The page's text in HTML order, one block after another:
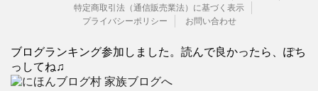
特定商取引法（通信販売業法）に基づく表示
プライバシーポリシー
お問い合わせ
ブログランキング参加しました。読んで良かったら、ぽち
っしてね♫